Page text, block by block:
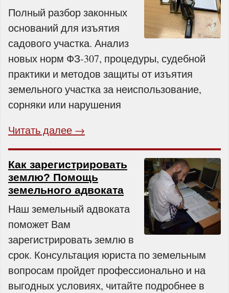
Полный разбор законных
оснований для изъятия
садового участка. Анализ
новых норм ФЗ-307, процедуры, судебной
практики и методов защиты от изъятия
земельного участка за неиспользование,
сорняки или нарушения
Читать далее →
Как зарегистрировать
землю? Помощь
земельного адвоката
Наш земельный адвоката
поможет Вам
зарегистрировать землю в
срок. Консультация юриста по земельным
вопросам пройдет профессионально и на
выгодных условиях, читайте подробнее в